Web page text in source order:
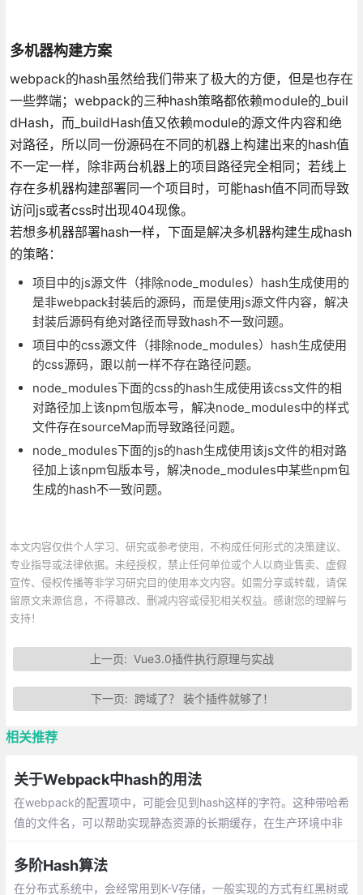
多机器构建方案
webpack的hash虽然给我们带来了极大的方便，但是也存在
一些弊端；webpack的三种hash策略都依赖module的_buil
dHash，而_buildHash值又依赖module的源文件内容和绝
对路径，所以同一份源码在不同的机器上构建出来的hash值
不一定一样，除非两台机器上的项目路径完全相同；若线上
存在多机器构建部署同一个项目时，可能hash值不同而导致
访问js或者css时出现404现像。
若想多机器部署hash一样，下面是解决多机器构建生成hash
的策略：
项目中的js源文件（排除node_modules）hash生成使用的
是非webpack封装后的源码，而是使用js源文件内容，解决
封装后源码有绝对路径而导致hash不一致问题。
项目中的css源文件（排除node_modules）hash生成使用
的css源码，跟以前一样不存在路径问题。
node_modules下面的css的hash生成使用该css文件的相
对路径加上该npm包版本号，解决node_modules中的样式
文件存在sourceMap而导致路径问题。
node_modules下面的js的hash生成使用该js文件的相对路
径加上该npm包版本号，解决node_modules中某些npm包
生成的hash不一致问题。
本文内容仅供个人学习、研究或参考使用，不构成任何形式的决策建议、
专业指导或法律依据。未经授权，禁止任何单位或个人以商业售卖、虚假
宣传、侵权传播等非学习研究目的使用本文内容。如需分享或转载，请保
留原文来源信息，不得篡改、删减内容或侵犯相关权益。感谢您的理解与
支持！
上一页:Vue3.0插件执行原理与实战
下一页: 跨域了？ 装个插件就够了！
相关推荐
关于Webpack中hash的用法
在webpack的配置项中，可能会见到hash这样的字符。这种带哈希
值的文件名，可以帮助实现静态资源的长期缓存，在生产环境中非
形式。
多阶Hash算法
在分布式系统中，会经常用到K-V存储，一般实现的方式有红黑树或